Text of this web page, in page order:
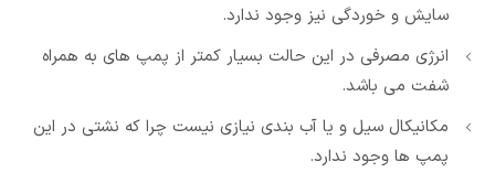
سایش و خوردگی نیز وجود ندارد.
انرژی مصرفی در این حالت بسیار کمتر از پمپ های به همراه
شفت می باشد.
مکانیکال سیل و یا آب بندی نیازی نیست چرا که نشتی در این
پمپ ها وجود ندارد.